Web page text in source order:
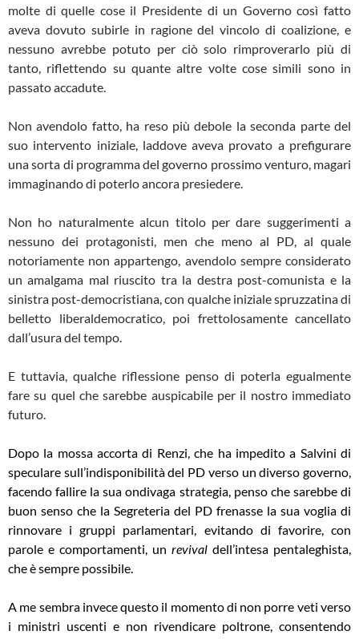
molte di quelle cose il Presidente di un Governo così fatto
aveva dovuto subirle in ragione del vincolo di coalizione, e
nessuno avrebbe potuto per ciò solo rimproverarlo più di
tanto, riflettendo su quante altre volte cose simili sono in
passato accadute.
Non avendolo fatto, ha reso più debole la seconda parte del
suo intervento iniziale, laddove aveva provato a prefigurare
una sorta di programma del governo prossimo venturo, magari
immaginando di poterlo ancora presiedere.
Non ho naturalmente alcun titolo per dare suggerimenti a
nessuno dei protagonisti, men che meno al PD, al quale
notoriamente non appartengo, avendolo sempre considerato
un amalgama mal riuscito tra la destra post-comunista e la
sinistra post-democristiana, con qualche iniziale spruzzatina di
belletto liberaldemocratico, poi frettolosamente cancellato
dall’usura del tempo.
E tuttavia, qualche riflessione penso di poterla egualmente
fare su quel che sarebbe auspicabile per il nostro immediato
futuro.
Dopo la mossa accorta di Renzi, che ha impedito a Salvini di
speculare sull’indisponibilità del PD verso un diverso governo,
facendo fallire la sua ondivaga strategia, penso che sarebbe di
buon senso che la Segreteria del PD frenasse la sua voglia di
rinnovare i gruppi parlamentari, evitando di favorire, con
parole e comportamenti, un revival dell’intesa pentaleghista,
che è sempre possibile.
A me sembra invece questo il momento di non porre veti verso
i ministri uscenti e non rivendicare poltrone, consentendo